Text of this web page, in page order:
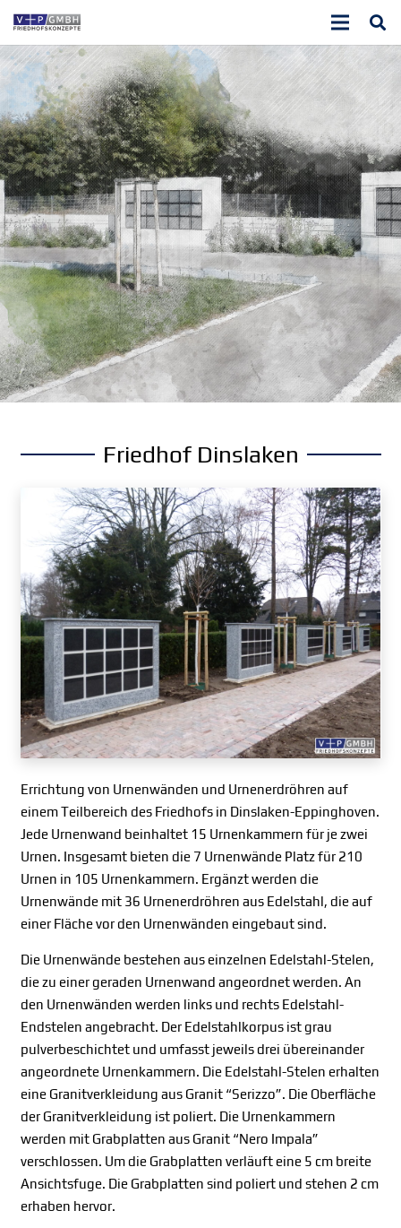
Friedhof Dinslaken
Errichtung von Urnenwänden und Urnenerdröhren auf
einem Teilbereich des Friedhofs in Dinslaken-Eppinghoven.
Jede Urnenwand beinhaltet 15 Urnenkammern für je zwei
Urnen. Insgesamt bieten die 7 Urnenwände Platz für 210
Urnen in 105 Urnenkammern. Ergänzt werden die
Urnenwände mit 36 Urnenerdröhren aus Edelstahl, die auf
einer Fläche vor den Urnenwänden eingebaut sind.
Die Urnenwände bestehen aus einzelnen Edelstahl-Stelen,
die zu einer geraden Urnenwand angeordnet werden. An
den Urnenwänden werden links und rechts Edelstahl-
Endstelen angebracht. Der Edelstahlkorpus ist grau
pulverbeschichtet und umfasst jeweils drei übereinander
angeordnete Urnenkammern. Die Edelstahl-Stelen erhalten
eine Granitverkleidung aus Granit “Serizzo”. Die Oberfläche
der Granitverkleidung ist poliert. Die Urnenkammern
werden mit Grabplatten aus Granit “Nero Impala”
verschlossen. Um die Grabplatten verläuft eine 5 cm breite
Ansichtsfuge. Die Grabplatten sind poliert und stehen 2 cm
erhaben hervor.